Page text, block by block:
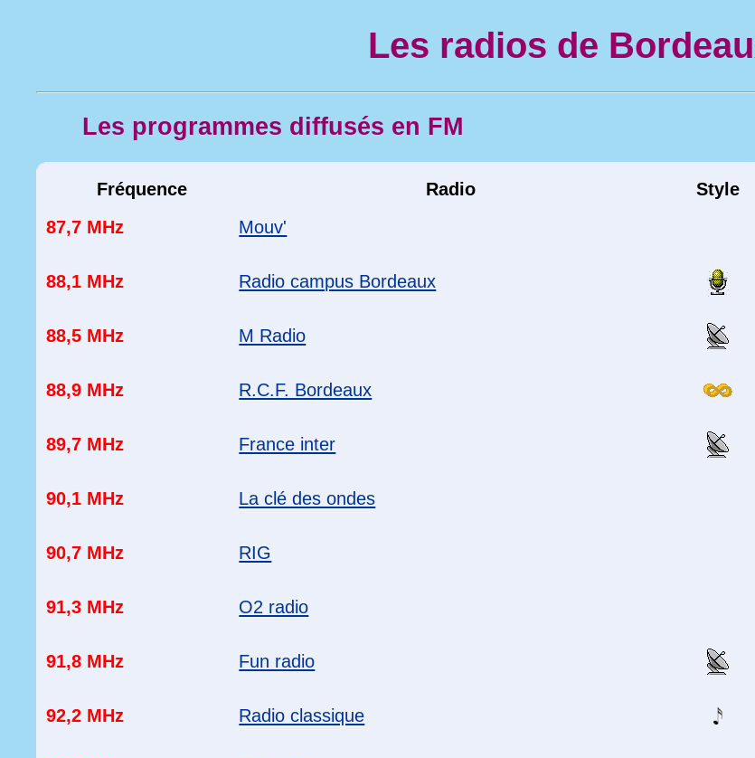
Les radios de
Les programmes diffusés en FM
Fréquence Radio Style
87,7 MHz
Mouv'
88,1 MHz Radio campus Bordeaux
88,5 MHz M Radio
88,9 MHz R.C.F. Bordeaux
89,7 MHz France inter
90,1 MHz La clé des ondes
90,7 MHz RIG
91,3 MHz O2 radio
91,8 MHz Fun radio
92,2 MHz Radio classique